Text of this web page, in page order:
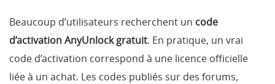
Beaucoup d’utilisateurs recherchent un code
d’activation AnyUnlock gratuit. En pratique, un vrai
code d’activation correspond à une licence officielle
liée à un achat. Les codes publiés sur des forums,